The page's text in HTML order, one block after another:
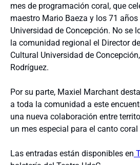
mes de programación coral, que
maestro Mario Baeza y los 71 años
Universidad de Concepción. No se
la comunidad regional el Director
Cultural Universidad de
Rodríguez.
Por su parte, Maxiel Marchant
a toda la comunidad a este
una nueva colaboración entre
un mes especial para el canto coral
Las entradas están disponibles en